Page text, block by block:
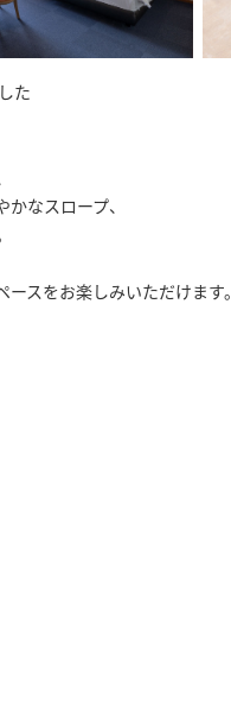
た
なスロープ、
スをお楽しみいただけます。